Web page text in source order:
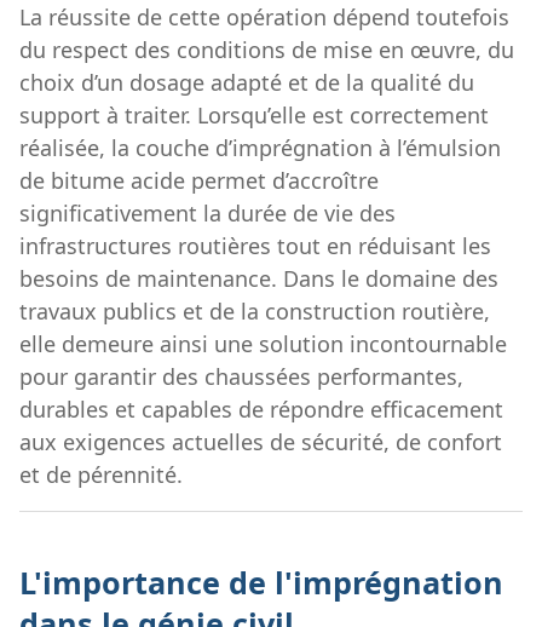
La réussite de cette opération dépend toutefois
du respect des conditions de mise en œuvre, du
choix d’un dosage adapté et de la qualité du
support à traiter. Lorsqu’elle est correctement
réalisée, la couche d’imprégnation à l’émulsion
de bitume acide permet d’accroître
significativement la durée de vie des
infrastructures routières tout en réduisant les
besoins de maintenance. Dans le domaine des
travaux publics et de la construction routière,
elle demeure ainsi une solution incontournable
pour garantir des chaussées performantes,
durables et capables de répondre efficacement
aux exigences actuelles de sécurité, de confort
et de pérennité.
L'importance de l'imprégnation